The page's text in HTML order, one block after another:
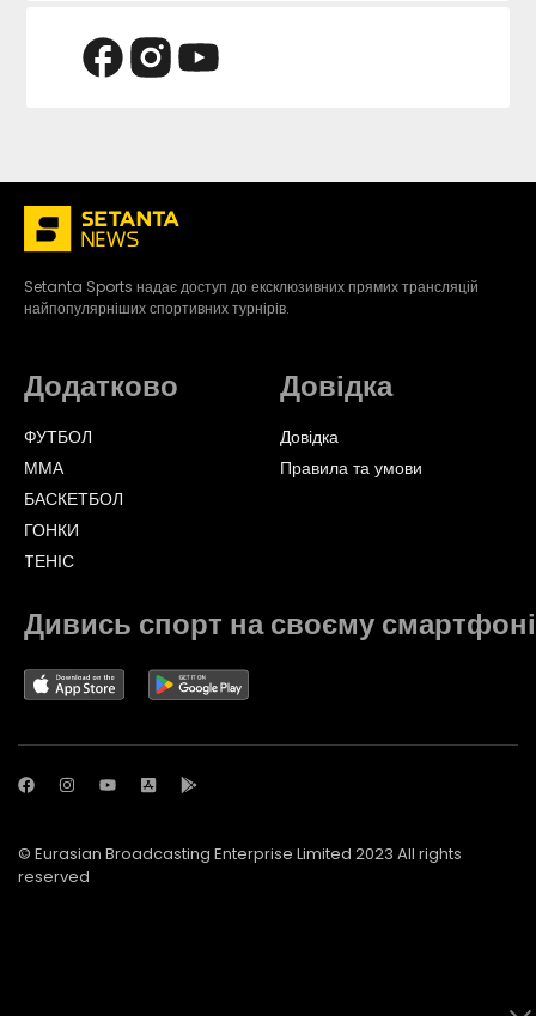
Setanta Sports надає доступ до ексклюзивних прямих трансляцій
найпопулярніших спортивних турнірів.
Додатково
ФУТБОЛ
ММА
БАСКЕТБОЛ
ГОНКИ
TЕНІС
Довідка
Довідка
Правила та умови
Дивись спорт на своєму смартфоні
© Eurasian Broadcasting Enterprise Limited 2023 All rights
reserved